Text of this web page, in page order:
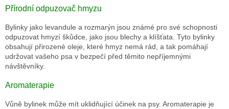
Přírodní odpuzovač hmyzu
Bylinky jako levandule a rozmarýn jsou známé pro své schopnosti
odpuzovat hmyzí škůdce, jako jsou blechy a klíšťata. Tyto bylinky
obsahují přirozené oleje, které hmyz nemá rád, a tak pomáhají
udržovat vašeho psa v bezpečí před těmito nepříjemnými
návštěvníky.
Aromaterapie
Vůně bylinek může mít uklidňující účinek na psy. Aromaterapie je